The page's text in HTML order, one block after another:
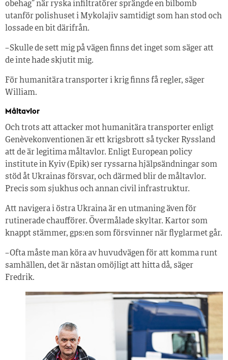
obehag” när ryska infiltratörer sprängde en bilbomb
utanför polishuset i Mykolajiv samtidigt som han stod och
lossade en bit därifrån.
– Skulle de sett mig på vägen finns det inget som säger att
de inte hade skjutit mig.
För humanitära transporter i krig finns få regler, säger
William.
Måltavlor
Och trots att attacker mot humanitära transporter enligt
Genèvekonventionen är ett krigsbrott så tycker Ryssland
att de är legitima måltavlor. Enligt European policy
institute in Kyiv (Epik) ser ryssarna hjälpsändningar som
stöd åt Ukrainas försvar, och därmed blir de måltavlor.
Precis som sjukhus och annan civil infrastruktur.
Att navigera i östra Ukraina är en utmaning även för
rutinerade chaufförer. Övermålade skyltar. Kartor som
knappt stämmer, gps:en som försvinner när flyglarmet går.
– Ofta måste man köra av huvudvägen för att komma runt
samhällen, det är nästan omöjligt att hitta då, säger
Fredrik.